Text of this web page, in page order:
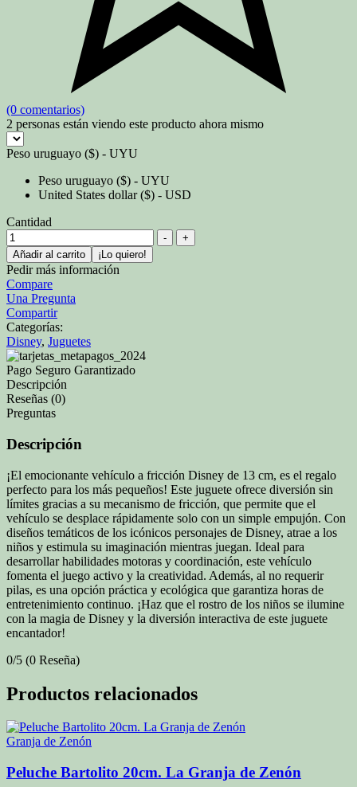
(0 comentarios)
2 personas están viendo este producto ahora mismo
Peso uruguayo ($) - UYU
Peso uruguayo ($) - UYU
United States dollar ($) - USD
Cantidad
-
+
Añadir al carrito
¡Lo quiero!
Pedir más información
Compare
Una Pregunta
Compartir
Categorías:
Disney, Juguetes
Pago Seguro Garantizado
Descripción
Reseñas (0)
Preguntas
Descripción
¡El emocionante vehículo a fricción Disney de 13 cm, es el regalo
perfecto para los más pequeños! Este juguete ofrece diversión sin
límites gracias a su mecanismo de fricción, que permite que el
vehículo se desplace rápidamente solo con un simple empujón. Con
diseños temáticos de los icónicos personajes de Disney, atrae a los
niños y estimula su imaginación mientras juegan. Ideal para
desarrollar habilidades motoras y coordinación, este vehículo
fomenta el juego activo y la creatividad. Además, al no requerir
pilas, es una opción práctica y ecológica que garantiza horas de
entretenimiento continuo. ¡Haz que el rostro de los niños se ilumine
con la magia de Disney y la diversión interactiva de este juguete
encantador!
0/5 (0 Reseña)
Productos relacionados
Granja de Zenón
Peluche Bartolito 20cm. La Granja de Zenón